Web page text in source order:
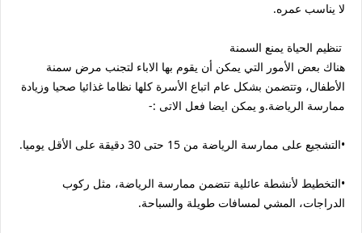
لا يناسب عمره.
تنظيم الحياة يمنع السمنة
هناك بعض الأمور التي يمكن أن يقوم بها الاباء لتجنب مرض سمنة
الأطفال، وتتضمن بشكل عام اتباع الأسرة كلها نظاما غذائيا صحيا وزيادة
ممارسة الرياضة.و يمكن ايضا فعل الاتى :-
•التشجيع على ممارسة الرياضة من 15 حتى 30 دقيقة على الأقل يوميا.
•التخطيط لأنشطة عائلية تتضمن ممارسة الرياضة، مثل ركوب
الدراجات، المشي لمسافات طويلة والسباحة.